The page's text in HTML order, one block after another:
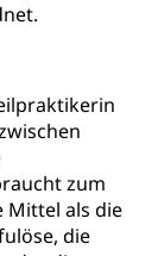
zum
Mittel als die
die